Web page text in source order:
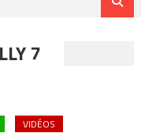
7
VIDÉOS